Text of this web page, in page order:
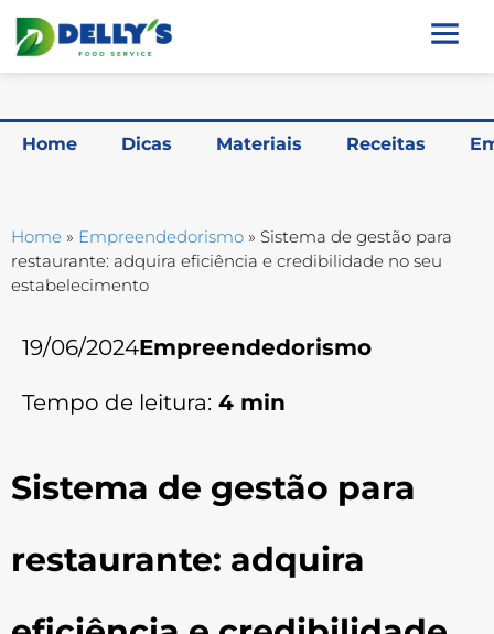
Home Dicas Materiais Receitas
Home » Empreendedorismo » Sistema de gestão para
restaurante: adquira eficiência e credibilidade no seu
estabelecimento
19/06/2024Empreendedorismo
Tempo de leitura: 4 min
Sistema de gestão para
restaurante: adquira